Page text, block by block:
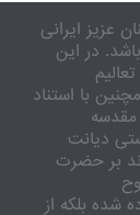
عزیز ایرانی
در این
با استناد
دیانت
بر حضرت
شده بلکه از